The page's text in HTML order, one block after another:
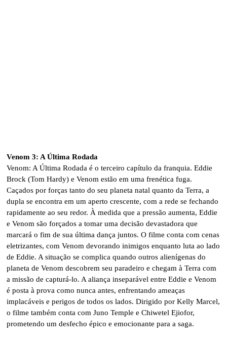
Venom 3: A Última Rodada
Venom: A Última Rodada é o terceiro capítulo da franquia. Eddie
Brock (Tom Hardy) e Venom estão em uma frenética fuga.
Caçados por forças tanto do seu planeta natal quanto da Terra, a
dupla se encontra em um aperto crescente, com a rede se fechando
rapidamente ao seu redor. À medida que a pressão aumenta, Eddie
e Venom são forçados a tomar uma decisão devastadora que
marcará o fim de sua última dança juntos. O filme conta com cenas
eletrizantes, com Venom devorando inimigos enquanto luta ao lado
de Eddie. A situação se complica quando outros alienígenas do
planeta de Venom descobrem seu paradeiro e chegam à Terra com
a missão de capturá-lo. A aliança inseparável entre Eddie e Venom
é posta à prova como nunca antes, enfrentando ameaças
implacáveis e perigos de todos os lados. Dirigido por Kelly Marcel,
o filme também conta com Juno Temple e Chiwetel Ejiofor,
prometendo um desfecho épico e emocionante para a saga.